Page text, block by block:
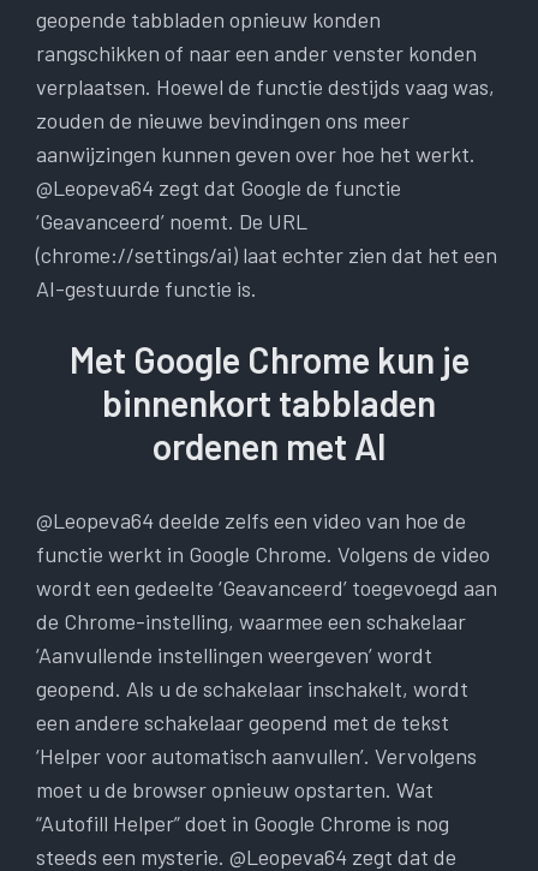
geopende tabbladen opnieuw konden
rangschikken of naar een ander venster konden
verplaatsen. Hoewel de functie destijds vaag was,
zouden de nieuwe bevindingen ons meer
aanwijzingen kunnen geven over hoe het werkt.
@Leopeva64 zegt dat Google de functie
‘Geavanceerd’ noemt. De URL
(chrome://settings/ai) laat echter zien dat het een
AI-gestuurde functie is.
Met Google Chrome kun je
binnenkort tabbladen
ordenen met AI
@Leopeva64 deelde zelfs een video van hoe de
functie werkt in Google Chrome. Volgens de video
wordt een gedeelte ‘Geavanceerd’ toegevoegd aan
de Chrome-instelling, waarmee een schakelaar
‘Aanvullende instellingen weergeven’ wordt
geopend. Als u de schakelaar inschakelt, wordt
een andere schakelaar geopend met de tekst
‘Helper voor automatisch aanvullen’. Vervolgens
moet u de browser opnieuw opstarten. Wat
“Autofill Helper” doet in Google Chrome is nog
steeds een mysterie. @Leopeva64 zegt dat de